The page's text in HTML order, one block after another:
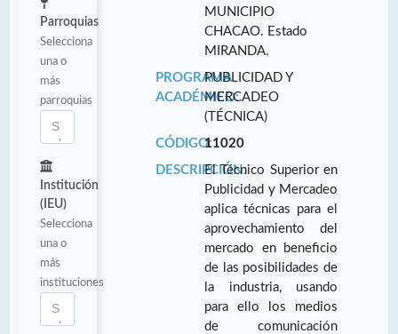
Parroquias
Selecciona
una o
más
parroquias
Institución
(IEU)
Selecciona
una o
más
instituciones
MUNICIPIO
CHACAO. Estado
MIRANDA.
PROGRAMA
ACADÉMICO:
PUBLICIDAD Y
MERCADEO
(TÉCNICA)
CÓDIGO:11020
DESCRIPCIÓN:El Técnico Superior en
Publicidad y Mercadeo
aplica técnicas para el
aprovechamiento del
mercado en beneficio
de las posibilidades de
la industria, usando
para ello los medios
de comunicación